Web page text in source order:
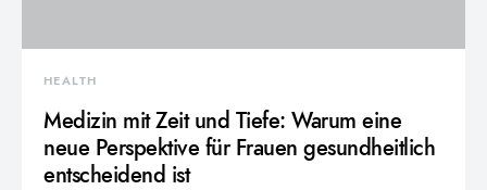
HEALTH
Medizin mit Zeit und Tiefe: Warum eine
neue Perspektive für Frauen gesundheitlich
entscheidend ist